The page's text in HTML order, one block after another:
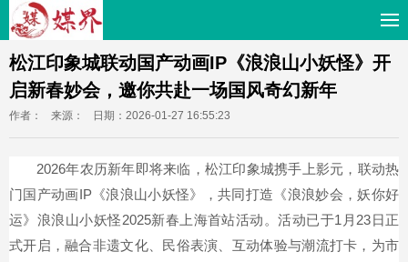
松江印象城联动国产动画IP《浪浪山小妖怪》开
启新春妙会，邀你共赴一场国风奇幻新年
作者： 来源： 日期：2026-01-27 16:55:23
2026年农历新年即将来临，松江印象城携手上影元，联动热
门国产动画IP《浪浪山小妖怪》，共同打造《浪浪妙会，妖你好
运》浪浪山小妖怪2025新春上海首站活动。活动已于1月23日正
式开启，融合非遗文化、民俗表演、互动体验与潮流打卡，为市